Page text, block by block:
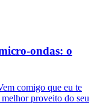
ondas: o
comigo que eu te
proveito do seu